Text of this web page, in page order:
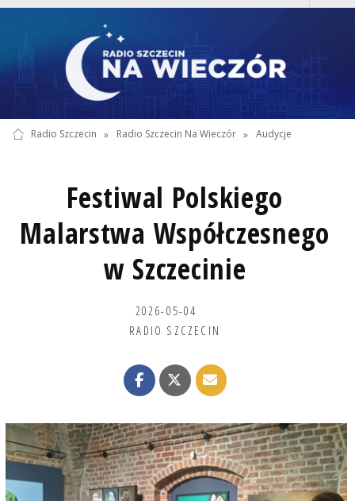
Radio Szczecin » Radio Szczecin Na Wieczór » Audycje
Festiwal Polskiego
Malarstwa Współczesnego
w Szczecinie
2026-05-04
RADIO SZCZECIN